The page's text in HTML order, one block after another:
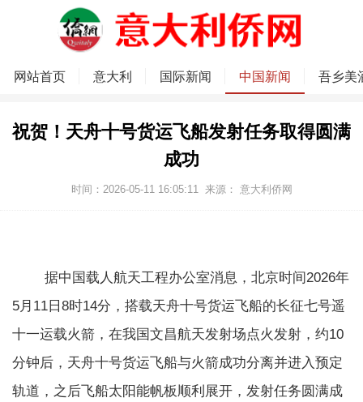
网站首页 意大利 国际新闻 中国新闻 吾乡美
祝贺！天舟十号货运飞船发射任务取得圆满
成功
时间：2026-05-11 16:05:11 来源： 意大利侨网
据中国载人航天工程办公室消息，北京时间2026年
5月11日8时14分，搭载天舟十号货运飞船的长征七号遥
十一运载火箭，在我国文昌航天发射场点火发射，约10
分钟后，天舟十号货运飞船与火箭成功分离并进入预定
轨道，之后飞船太阳能帆板顺利展开，发射任务圆满成